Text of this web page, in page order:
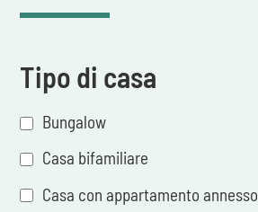
Tipo di casa
Bungalow
Casa bifamiliare
Casa con appartamento annesso